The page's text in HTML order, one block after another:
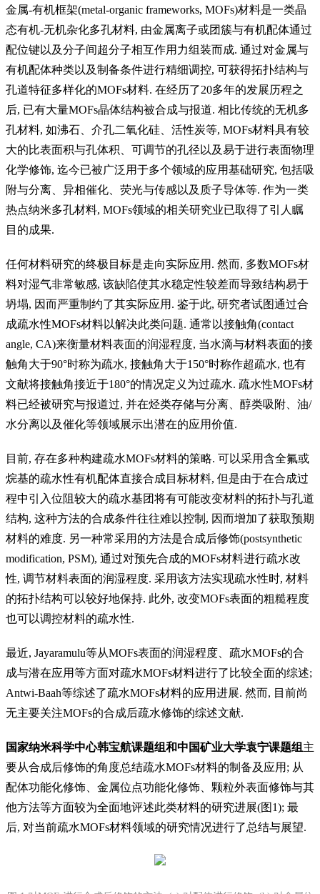
金属-有机框架(metal-organic frameworks, MOFs)材料是一类晶
态有机-无机杂化多孔材料, 由金属离子或团簇与有机配体通过
配位键以及分子间超分子相互作用力组装而成. 通过对金属与
有机配体种类以及制备条件进行精细调控, 可获得拓扑结构与
孔道特征多样化的MOFs材料. 在经历了20多年的发展历程之
后, 已有大量MOFs晶体结构被合成与报道. 相比传统的无机多
孔材料, 如沸石、介孔二氧化硅、活性炭等, MOFs材料具有较
大的比表面积与孔体积、可调节的孔径以及易于进行表面物理
化学修饰, 迄今已被广泛用于多个领域的应用基础研究, 包括吸
附与分离、异相催化、荧光与传感以及质子导体等. 作为一类
热点纳米多孔材料, MOFs领域的相关研究业已取得了引人瞩
目的成果.
任何材料研究的终极目标是走向实际应用 . 然而, 多数MOFs材
料对湿气非常敏感, 该缺陷使其水稳定性较差而导致结构易于
坍塌, 因而严重制约了其实际应用 . 鉴于此, 研究者试图通过合
成疏水性MOFs材料以解决此类问题. 通常以接触角(contact
angle, CA)来衡量材料表面的润湿程度, 当水滴与材料表面的接
触角大于90°时称为疏水, 接触角大于150°时称作超疏水, 也有
文献将接触角接近于180°的情况定义为过疏水. 疏水性MOFs材
料已经被研究与报道过, 并在烃类存储与分离、醇类吸附、油/
水分离以及催化等领域展示出潜在的应用价值.
目前, 存在多种构建疏水MOFs材料的策略. 可以采用含全氟或
烷基的疏水性有机配体直接合成目标材料, 但是由于在合成过
程中引入位阻较大的疏水基团将有可能改变材料的拓扑与孔道
结构, 这种方法的合成条件往往难以控制 , 因而增加了获取预期
材料的难度. 另一种常采用的方法是合成后修饰(postsynthetic
modification, PSM), 通过对预先合成的MOFs材料进行疏水改
性, 调节材料表面的润湿程度. 采用该方法实现疏水性时, 材料
的拓扑结构可以较好地保持. 此外, 改变MOFs表面的粗糙程度
也可以调控材料的疏水性.
最近, Jayaramulu等从MOFs表面的润湿程度、疏水MOFs的合
成与潜在应用等方面对疏水MOFs材料进行了比较全面的综述;
Antwi-Baah等综述了疏水MOFs材料的应用进展. 然而, 目前尚
无主要关注MOFs的合成后疏水修饰的综述文献.
国家纳米科学中心韩宝航课题组和中国矿业大学袁宁课题组 主
要从合成后修饰的角度总结疏水MOFs材料的制备及应用 ; 从
配体功能化修饰、金属位点功能化修饰、颗粒外表面修饰与其
他方法等方面较为全面地评述此类材料的研究进展(图1); 最
后, 对当前疏水MOFs材料领域的研究情况进行了总结与展望.